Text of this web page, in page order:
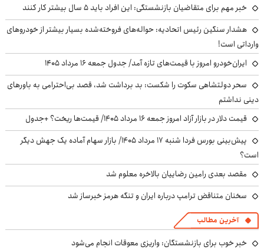
خبر مهم برای متقاضیان بازنشستگی: این افراد باید ۵ سال بیشتر کار کنند
هشدار سنگین رئیس اتحادیه: حواله‌های فروخته‌شده بسیار بیشتر از خودروهای
وارداتی است!
ایران‌خودرو امروز با قیمت‌های تازه آمد/ جدول جمعه ۱۶ مرداد ۱۴۰۵
سحر دولتشاهی سکوت را شکست: بد برداشت شد، قصد بی‌احترامی به باورهای
دینی نداشتم
قیمت دلار در بازار آزاد امروز جمعه ۱۶ مرداد ۱۴۰۵/ قیمت‌ها ریخت؟ +جدول
پیش‌بینی بورس فردا شنبه ۱۷ مرداد ۱۴۰۵/ بازار سهام آماده یک جهش دیگر
است؟
مقصد بعدی رامین رضاییان بالاخره معلوم شد
سخنان متناقض ترامپ درباره ایران و تنگه هرمز خبرساز شد
آخرین مطالب
خبر خوب برای بازنشستگان: واریزی معوقات انجام می‌شود